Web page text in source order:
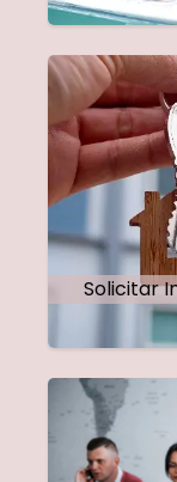
Solicitar